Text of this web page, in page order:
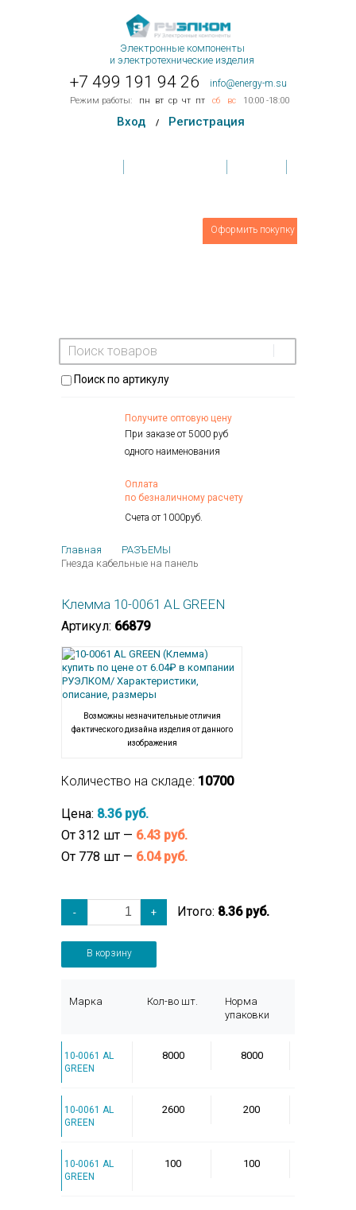
Электронные компоненты
и электротехнические изделия
+7 499 191 94 26 info@energy-m.su
Режим работы: пн вт ср чт пт сб вс 10:00 -18:00
Вход / Регистрация
Оформить покупку
Поиск по артикулу
Получите оптовую цену
При заказе от 5000 руб
одного наименования
Оплата
по безналичному расчету
Счета от 1000руб.
Главная
РАЗЪЕМЫ
Гнезда кабельные на панель
Клемма 10-0061 AL GREEN
Артикул: 66879
Возможны незначительные отличия
фактического дизайна изделия от данного
изображения
Количество на складе: 10700
Цена: 8.36 руб.
От 312 шт — 6.43 руб.
От 778 шт — 6.04 руб.
- + Итого: 8.36 руб.
В корзину
Марка Кол-во шт.
Норма
упаковки
10-0061 AL
GREEN
8000 8000
10-0061 AL
GREEN
2600 200
10-0061 AL
GREEN
100 100